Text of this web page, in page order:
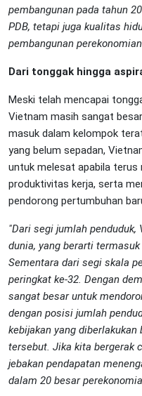
pembangunan pada tahun
PDB, tetapi juga kualitas
pembangunan
Dari tonggak hingga
Meski telah mencapai
Vietnam masih sangat
masuk dalam kelompok
yang belum sepadan,
untuk melesat apabila
produktivitas kerja, serta
pendorong pertumbuhan
"Dari segi jumlah
dunia, yang berarti
Sementara dari segi skala
peringkat ke-32. Dengan
sangat besar untuk
dengan posisi jumlah
kebijakan yang
tersebut. Jika kita bergerak
jebakan pendapatan
dalam 20 besar